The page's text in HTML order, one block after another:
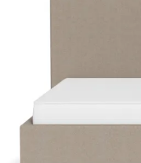
Nexus Frame36 Time - en
komfort. Justerbare